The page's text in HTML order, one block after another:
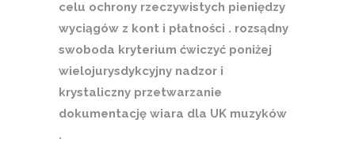
celu ochrony rzeczywistych pieniędzy
wyciągów z kont i płatności . rozsądny
swoboda kryterium ćwiczyć poniżej
wielojurysdykcyjny nadzor i
krystaliczny przetwarzanie
dokumentację wiara dla UK muzyków
.